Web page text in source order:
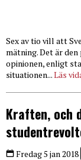
Sex av tio vill att
mätning. Det är
opinionen, enligt
situationen...Läs
Kraften, och
Fredag 5 jan 2018